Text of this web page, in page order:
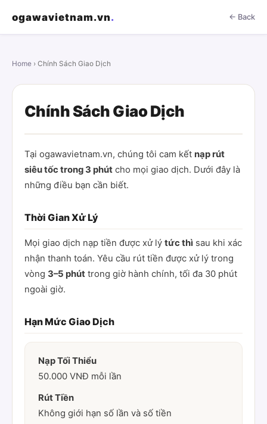
ogawavietnam.vn. ← Back
Home › Chính Sách Giao Dịch
Chính Sách Giao Dịch
Tại ogawavietnam.vn, chúng tôi cam kết nạp rút
siêu tốc trong 3 phút cho mọi giao dịch. Dưới đây là
những điều bạn cần biết.
Thời Gian Xử Lý
Mọi giao dịch nạp tiền được xử lý tức thì sau khi xác
nhận thanh toán. Yêu cầu rút tiền được xử lý trong
vòng 3–5 phút trong giờ hành chính, tối đa 30 phút
ngoài giờ.
Hạn Mức Giao Dịch
Nạp Tối Thiểu
50.000 VNĐ mỗi lần
Rút Tiền
Không giới hạn số lần và số tiền